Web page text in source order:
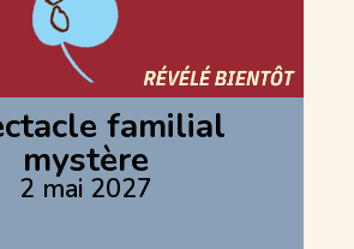
familial
mystère
2 mai 2027